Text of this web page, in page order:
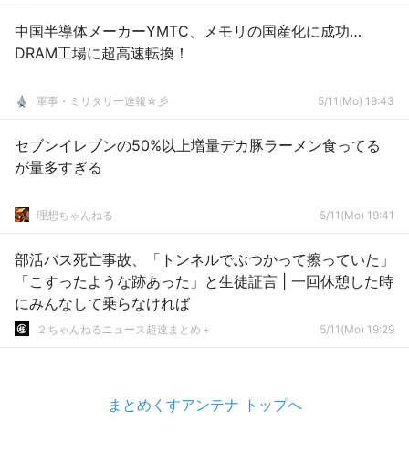
中国半導体メーカーYMTC、メモリの国産化に成功…
DRAM工場に超高速転換！
軍事・ミリタリー速報☆彡 5/11(Mo) 19:43
セブンイレブンの50%以上増量デカ豚ラーメン食ってる
が量多すぎる
理想ちゃんねる 5/11(Mo) 19:41
部活バス死亡事故、「トンネルでぶつかって擦っていた」
「こすったような跡あった」と生徒証言 | 一回休憩した時
にみんなして乗らなければ
２ちゃんねるニュース超速まとめ＋ 5/11(Mo) 19:29
まとめくすアンテナ トップへ